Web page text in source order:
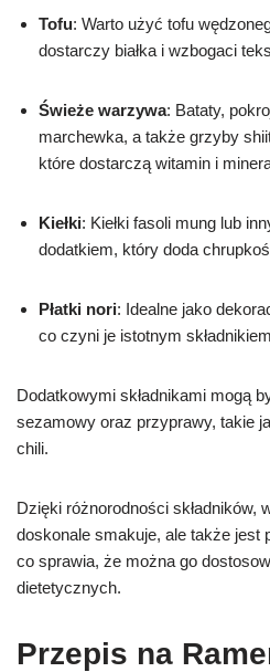
Tofu: Warto użyć tofu
dostarczy białka i wzbogaci
Świeże warzywa: Bataty,
marchewka, a także grzyby
które dostarczą witamin i
Kiełki: Kiełki fasoli mung lub
dodatkiem, który doda
Płatki nori: Idealne jako
co czyni je istotnym
Dodatkowymi składnikami mogą
sezamowy oraz przyprawy, takie
chili.
Dzięki różnorodności składników,
doskonale smakuje, ale także jest
co sprawia, że można go
dietetycznych.
Przepis na